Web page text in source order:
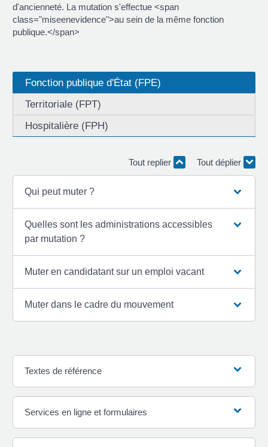
d'ancienneté. La mutation s'effectue <span
class="miseenevidence">au sein de la même fonction
publique.</span>
Fonction publique d'État (FPE)
Territoriale (FPT)
Hospitalière (FPH)
Tout replier Tout déplier
Qui peut muter ?
Quelles sont les administrations accessibles
par mutation ?
Muter en candidatant sur un emploi vacant
Muter dans le cadre du mouvement
Textes de référence
Services en ligne et formulaires